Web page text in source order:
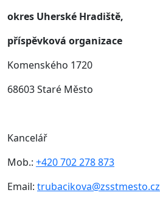
okres Uherské Hradiště,
příspěvková organizace
Komenského 1720
68603 Staré Město
Kancelář
Mob.: +420 702 278 873
Email: trubacikova@zsstmesto.cz